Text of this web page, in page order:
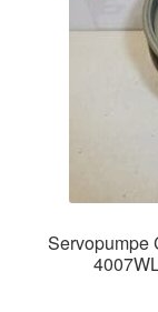
Servopumpe